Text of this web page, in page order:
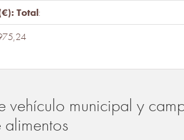
Total:
vehículo municipal y